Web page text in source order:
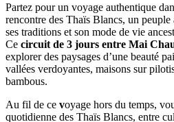
Partez pour un voyage authentique
rencontre des Thaïs Blancs, un peuple
ses traditions et son mode de vie
Ce circuit de 3 jours entre Mai
explorer des paysages d’une beauté
vallées verdoyantes, maisons sur
bambous.
Au fil de ce voyage hors du temps,
quotidienne des Thaïs Blancs, entre